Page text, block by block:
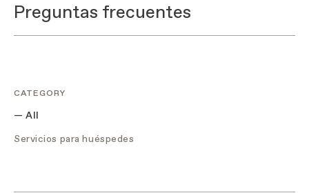
Preguntas frecuentes
CATEGORY
—All
Servicios para huéspedes